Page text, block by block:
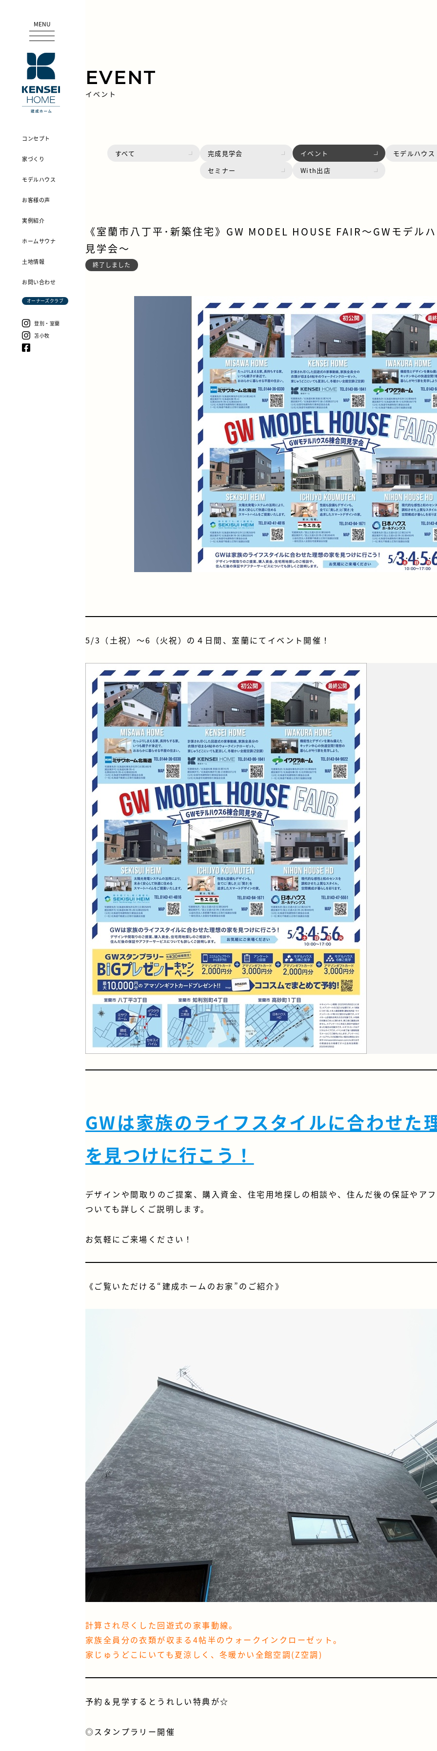
MENU
コンセプト
家づくり
モデルハウス
お客様の声
実例紹介
ホームサウナ
土地情報
お問い合わせ
オーナーズクラブ
登別・室蘭
苫小牧
EVENT
イベント
すべて 完成見学会 イベント
モデルハウス
セミナー
With出店
《室蘭市八丁平･新築住宅》GW MODEL HOUSE FAIR～GWモデル
見学会～
終了しました
5/3（土祝）～6（火祝）の４日間、室蘭にてイベント開催！
GWは家族のライフスタイルに合わせた
を見つけに行こう！
デザインや間取りのご提案、購入資金、住宅用地探しの相談や、住んだ後の保証やア
ついても詳しくご説明します。
お気軽にご来場ください！
《ご覧いただける“建成ホームのお家”のご紹介》
計算され尽くした回遊式の家事動線。
家族全員分の衣類が収まる4帖半のウォークインクローゼット。
家じゅうどこにいても夏涼しく、冬暖かい全館空調(Z空調)
予約＆見学するとうれしい特典が☆
◎スタンプラリー開催